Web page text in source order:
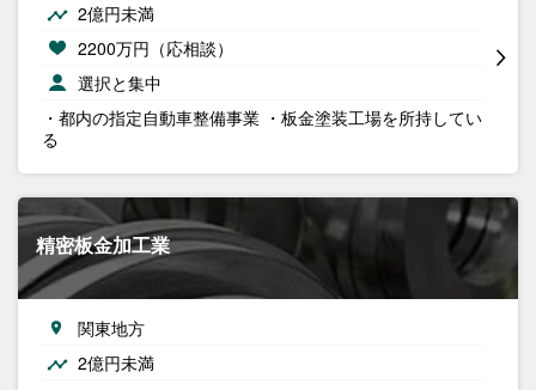
2億円未満
2200万円（応相談）
選択と集中
・都内の指定自動車整備事業 ・板金塗装工場を所持してい
る
精密板金加工業
関東地方
2億円未満